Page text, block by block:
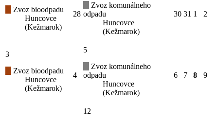
Zvoz bioodpadu
Huncovce
(Kežmarok)
28
Zvoz komunálneho
odpadu
Huncovce
(Kežmarok)
30 31 1 2
3
Zvoz bioodpadu
Huncovce
(Kežmarok)
4
5
Zvoz komunálneho
odpadu
Huncovce
(Kežmarok)
6 7 8 9
12